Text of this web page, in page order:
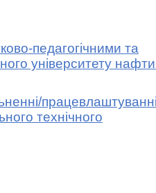
педагогічними та
університету нафти
працевлаштуванні
технічного